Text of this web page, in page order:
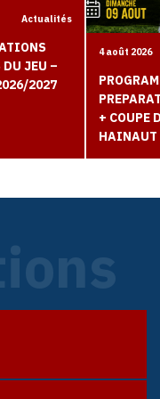
Actualités
JEU –
2027
4 août 2026
+ COUPE
HAINAUT